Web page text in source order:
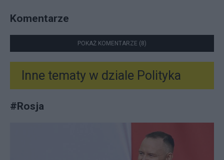
Komentarze
POKAŻ KOMENTARZE (8)
Inne tematy w dziale Polityka
#Rosja